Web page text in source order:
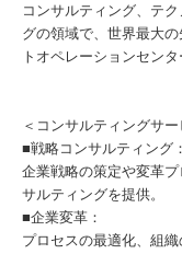
コンサルティング、テ
グの領域で、世界最大
トオペレーションセン
＜コンサルティングサー
■戦略コンサルティング：
企業戦略の策定や変革
サルティングを提供。
■企業変革：
プロセスの最適化、組